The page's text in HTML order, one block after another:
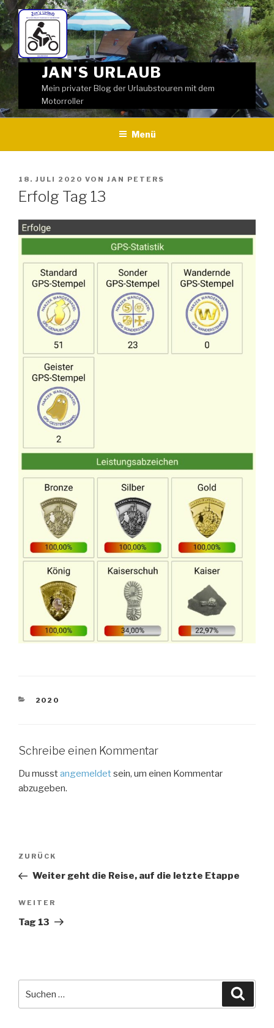
Weiter
zum
Inhalt
JAN'S URLAUB
Mein privater Blog der Urlaubstouren mit dem
Motorroller
Menü
VERÖFFENTLICHT
AM
18. JULI 2020 VON JAN PETERS
Erfolg Tag 13
KATEGORIEN
2020
Schreibe einen Kommentar
Du musstangemeldetsein, um einen Kommentar
abzugeben.
Beitragsnavigation
Vorheriger
Beitrag
ZURÜCK
Weiter geht die Reise, auf die letzte Etappe
Nächster
Beitrag
WEITER
Tag 13